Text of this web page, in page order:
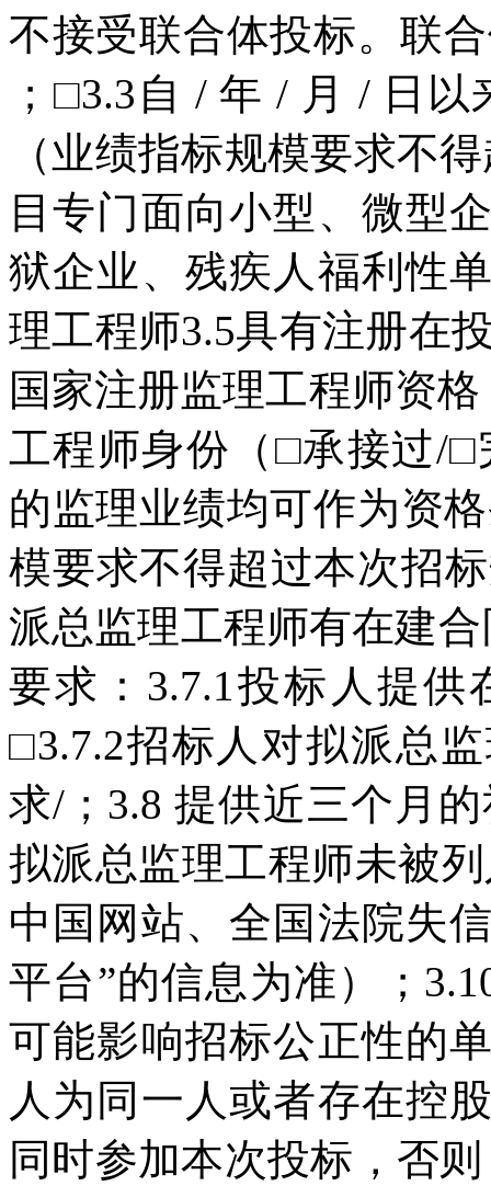
不接受联合体投标。联
；□3.3自 / 年 / 月 / 日
（业绩指标规模要求不
目专门面向小型、微型
狱企业、残疾人福利性
理工程师3.5具有注册在
国家注册监理工程师资
工程师身份（□承接过/
的监理业绩均可作为资
模要求不得超过本次招
派总监理工程师有在建
要求：3.7.1投标人提
□3.7.2招标人对拟派总
求/；3.8 提供近三个月
拟派总监理工程师未被
中国网站、全国法院失
平台”的信息为准）；
可能影响招标公正性的
人为同一人或者存在控
同时参加本次投标，否